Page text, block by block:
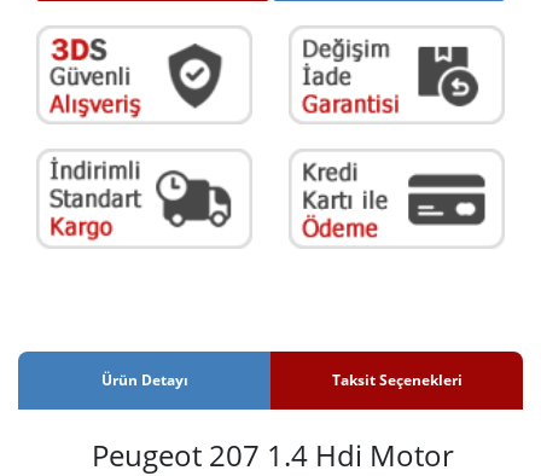
Ürün Detayı Taksit Seçenekleri
Peugeot 207 1.4 Hdi Motor